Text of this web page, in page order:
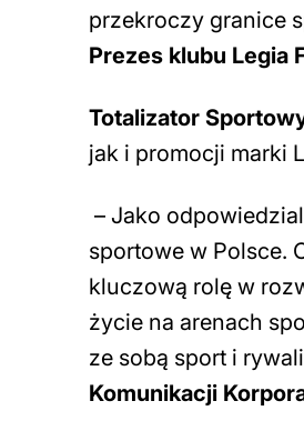
przekroczy granice
Prezes klubu Legia
Totalizator
jak i promocji marki
– Jako
sportowe w Polsce.
kluczową rolę w
życie na arenach
ze sobą sport i
Komunikacji